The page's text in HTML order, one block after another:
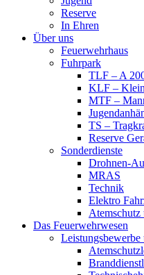
Reserve
In Ehren
Über uns
Feuerwehrhaus
Fuhrpark
TLF – A
KLF –
MTF –
TS –
Reserve
Sonderdienste
Drohnen-
MRAS
Technik
Elektro
Atemschutz
Das Feuerwehrwesen
Leistungsbewerbe